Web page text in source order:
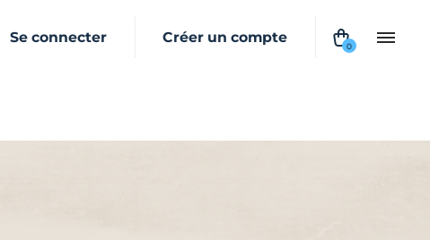
Se connecter Créer un compte
0